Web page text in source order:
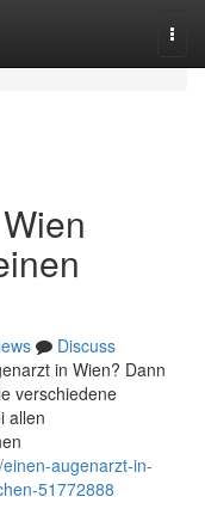
Discuss
in Wien? Dann
verschiedene
allen
augenarzt-in-
51772888